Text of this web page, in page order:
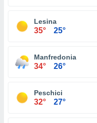
Lesina
35° 25°
Manfredonia
34° 26°
Peschici
32° 27°